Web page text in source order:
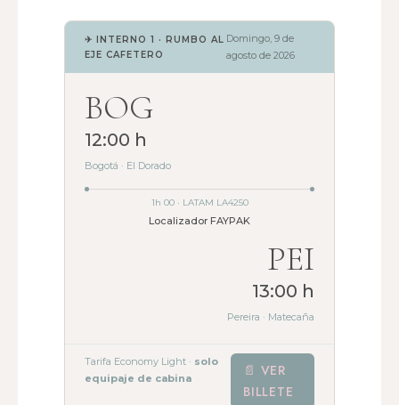
✈ INTERNO 1 · RUMBO AL
EJE CAFETERO
Domingo, 9 de
agosto de 2026
BOG
12:00 h
Bogotá · El Dorado
1h 00 · LATAM LA4250
Localizador FAYPAK
PEI
13:00 h
Pereira · Matecaña
Tarifa Economy Light · solo
equipaje de cabina
📄 VER
BILLETE